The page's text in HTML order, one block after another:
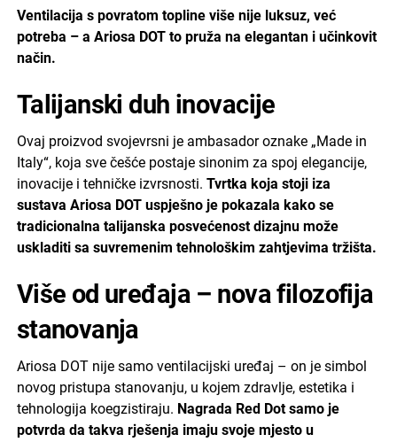
Ventilacija s povratom topline više nije luksuz, već
potreba – a Ariosa DOT to pruža na elegantan i učinkovit
način.
Talijanski duh inovacije
Ovaj proizvod svojevrsni je ambasador oznake „Made in
Italy“, koja sve češće postaje sinonim za spoj elegancije,
inovacije i tehničke izvrsnosti. Tvrtka koja stoji iza
sustava Ariosa DOT uspješno je pokazala kako se
tradicionalna talijanska posvećenost dizajnu može
uskladiti sa suvremenim tehnološkim zahtjevima tržišta.
Više od uređaja – nova filozofija
stanovanja
Ariosa DOT nije samo ventilacijski uređaj – on je simbol
novog pristupa stanovanju, u kojem zdravlje, estetika i
tehnologija koegzistiraju. Nagrada Red Dot samo je
potvrda da takva rješenja imaju svoje mjesto u